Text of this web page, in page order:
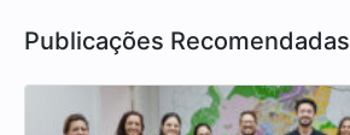
Publicações Recomendadas